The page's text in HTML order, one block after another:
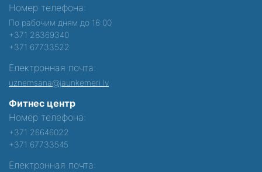
Номер телефона:
По рабочим дням до 16:00
+371 28369340
+371 67733522
Електронная почта:
uznemsana@jaunkemeri.lv
Фитнес центр
Номер телефона:
+371 26646022
+371 67733545
Електронная почта: